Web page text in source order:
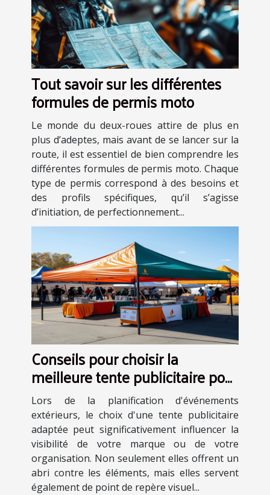
Tout savoir sur les différentes
formules de permis moto
Le monde du deux-roues attire de plus en
plus d’adeptes, mais avant de se lancer sur la
route, il est essentiel de bien comprendre les
différentes formules de permis moto. Chaque
type de permis correspond à des besoins et
des profils spécifiques, qu’il s’agisse
d’initiation, de perfectionnement...
Conseils pour choisir la
meilleure tente publicitaire pour
vos événements
Lors de la planification d'événements
extérieurs, le choix d'une tente publicitaire
adaptée peut significativement influencer la
visibilité de votre marque ou de votre
organisation. Non seulement elles offrent un
abri contre les éléments, mais elles servent
également de point de repère visuel...